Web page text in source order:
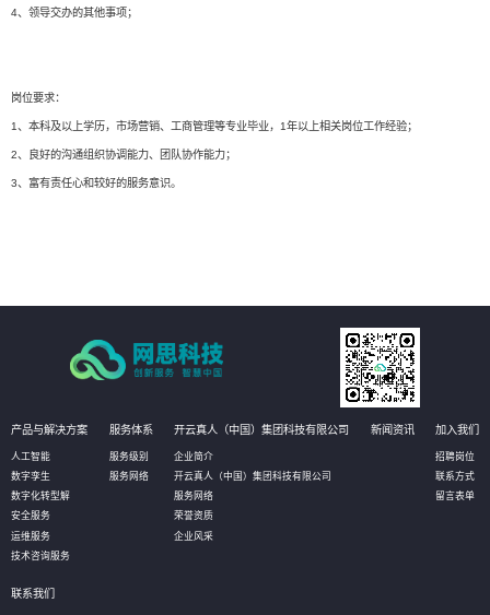
4、领导交办的其他事项；
岗位要求：
1、本科及以上学历，市场营销、工商管理等专业毕业，1年以上相关岗位工作经验；
2、良好的沟通组织协调能力、团队协作能力；
3、富有责任心和较好的服务意识。
产品与解决方案
人工智能
数字孪生
数字化转型解
安全服务
运维服务
技术咨询服务
服务体系
服务级别
服务网络
开云真人（中国）集团科技有限公司
企业简介
开云真人（中国）集团科技有限公司
服务网络
荣誉资质
企业风采
新闻资讯 加入我们
招聘岗位
联系方式
留言表单
联系我们